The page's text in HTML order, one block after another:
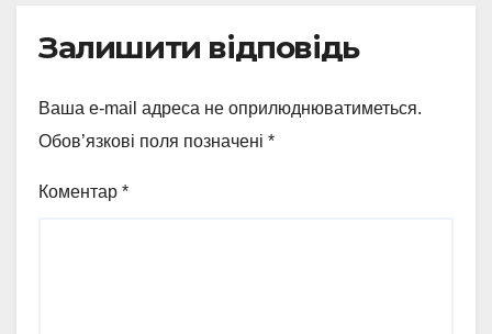
Залишити відповідь
Ваша e-mail адреса не оприлюднюватиметься.
Обов’язкові поля позначені *
Коментар *